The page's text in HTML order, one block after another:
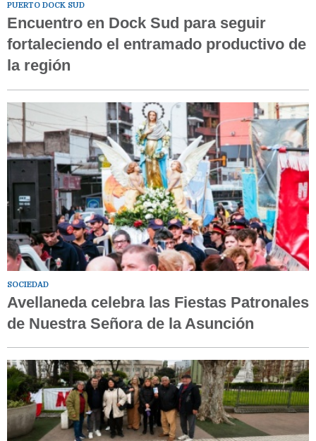
PUERTO DOCK SUD
Encuentro en Dock Sud para seguir
fortaleciendo el entramado productivo de
la región
SOCIEDAD
Avellaneda celebra las Fiestas Patronales
de Nuestra Señora de la Asunción